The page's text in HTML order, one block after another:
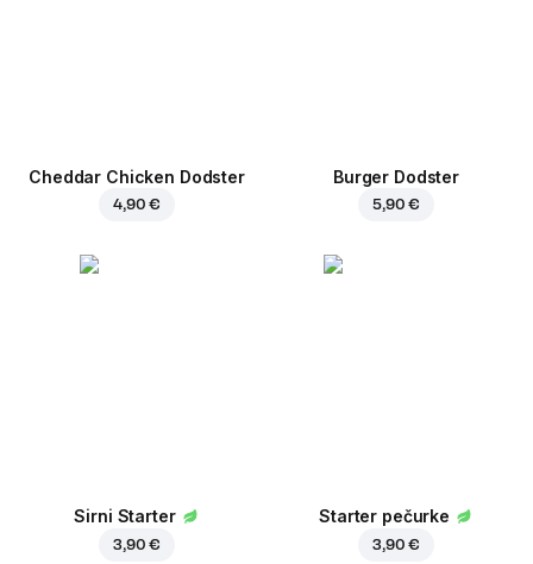
Cheddar Chicken Dodster
4,90 €
Burger Dodster
5,90 €
Sirni Starter
3,90 €
Starter pečurke
3,90 €